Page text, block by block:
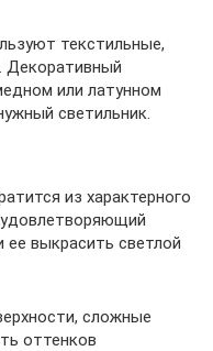
текстильные,
Декоративный
или латунном
светильник.
из характерного
выкрасить светлой
сложные
оттенков